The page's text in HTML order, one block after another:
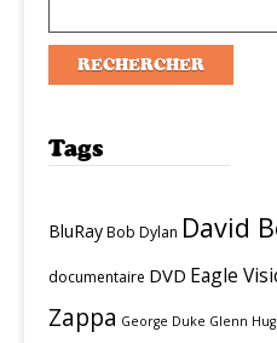
Tags
BluRayBob Dylan David
documentaire DVD Eagle
Zappa George Duke Glenn